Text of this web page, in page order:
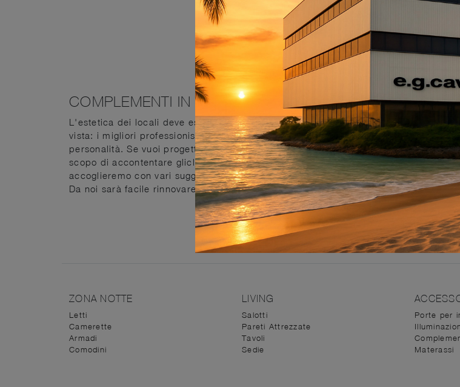
COMPLEMENTI IN ECOPELLE
L'estetica dei locali deve essere affine, in ogni particolare, ai gusti di chi li
vista: i migliori professionisti ti seguiranno alla scoperta dei nostri arredi, tra cui
personalità. Se vuoi progettare gli spazi indoor con charme e stile, ma senza
scopo di accontentare gliclienti in ogni particolare, offriamo l'occasione di godere
accoglieremo con vari suggerimenti, novità e composizioni arredative delle
Da noi sarà facile rinnovare o progettare per la prima volta i tuoi ambienti secondo
ZONA NOTTE
Letti
Camerette
Armadi
Comodini
LIVING
Salotti
Pareti Attrezzate
Tavoli
Sedie
Porte per
Materassi